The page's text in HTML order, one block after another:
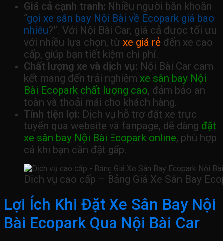
Giá cả cạnh tranh: Nhiều người băn khoăn
“gọi xe sân bay Nội Bài về Ecopark giá bao
nhiêu?”. Với Nội Bài Car, giá cả được tối ưu
với nhiều lựa chọn, từ xe giá rẻ đến xe cao
cấp, giúp bạn tiết kiệm chi phí.
Chất lượng xe và dịch vụ: Nội Bài Car cam
kết mang đến trải nghiệm xe sân bay Nội
Bài Ecopark chất lượng cao, đảm bảo an
toàn và thoải mái cho khách hàng.
Tính tiện lợi: Dịch vụ hỗ trợ đặt xe trực
tuyến qua website và fanpage, dễ dàng đặt
xe sân bay Nội Bài Ecopark online, phù hợp
cả khi bạn cần đặt gấp.
Dịch vụ cao cấp – Bảng Giá Xe Sân Bay
Lợi Ích Khi Đặt Xe Sân Bay Nội
Bài Ecopark Qua Nội Bài Car